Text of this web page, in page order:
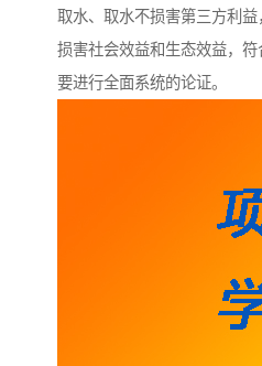
取水、取水不损害第三方利
损害社会效益和生态效益，
要进行全面系统的论证。